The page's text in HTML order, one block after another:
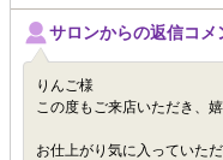
サロンからの返信コメ
りんご様
この度もご来店いただき、
お仕上がり気に入っていた